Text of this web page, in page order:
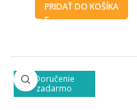
PRIDAŤ DO KOŠÍKA
Doručenie
zadarmo